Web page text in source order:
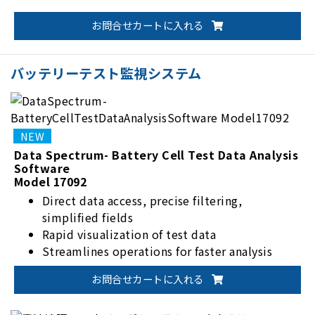
お問合せカートに入れる
バッテリーテスト監視システム
Data Spectrum- Battery Cell Test Data Analysis
Software
Model 17092
Direct data access, precise filtering,
simplified fields
Rapid visualization of test data
Streamlines operations for faster analysis
Flexible report editing & management
お問合せカートに入れる